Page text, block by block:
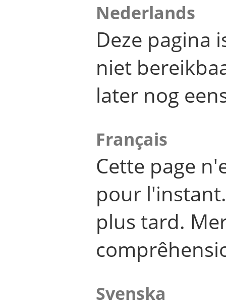
Nederlands
Deze pagina
niet
later nog
Français
Cette page
pour
plus tard.
Svenska